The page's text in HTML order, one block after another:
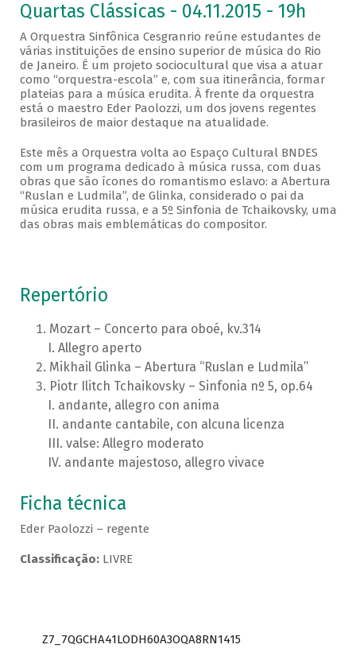
Quartas Clássicas - 04.11.2015 - 19h
A Orquestra Sinfônica Cesgranrio reúne estudantes de
várias instituições de ensino superior de música do Rio
de Janeiro. É um projeto sociocultural que visa a atuar
como “orquestra-escola” e, com sua itinerância, formar
plateias para a música erudita. À frente da orquestra
está o maestro Eder Paolozzi, um dos jovens regentes
brasileiros de maior destaque na atualidade.
Este mês a Orquestra volta ao Espaço Cultural BNDES
com um programa dedicado à música russa, com duas
obras que são ícones do romantismo eslavo: a Abertura
“Ruslan e Ludmila”, de Glinka, considerado o pai da
música erudita russa, e a 5º Sinfonia de Tchaikovsky, uma
das obras mais emblemáticas do compositor.
Repertório
Mozart – Concerto para oboé, kv.314
Allegro aperto
Mikhail Glinka – Abertura “Ruslan e Ludmila”
Piotr Ilitch Tchaikovsky – Sinfonia nº 5, op.64
andante, allegro con anima
andante cantabile, con alcuna licenza
valse: Allegro moderato
andante majestoso, allegro vivace
Ficha técnica
Eder Paolozzi – regente
Classificação:LIVRE
Z7_7QGCHA41LODH60A3OQA8RN1415